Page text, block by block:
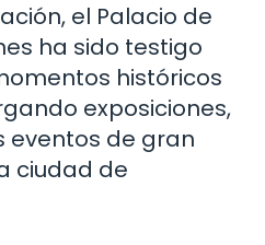
el Palacio de
ha sido testigo
históricos
exposiciones,
eventos de gran
ciudad de